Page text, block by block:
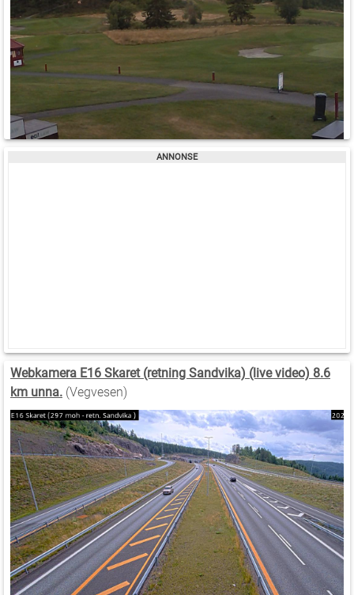
Webkamera E16 Skaret (retning Sandvika) (live video) 8.6
km unna. (Vegvesen)